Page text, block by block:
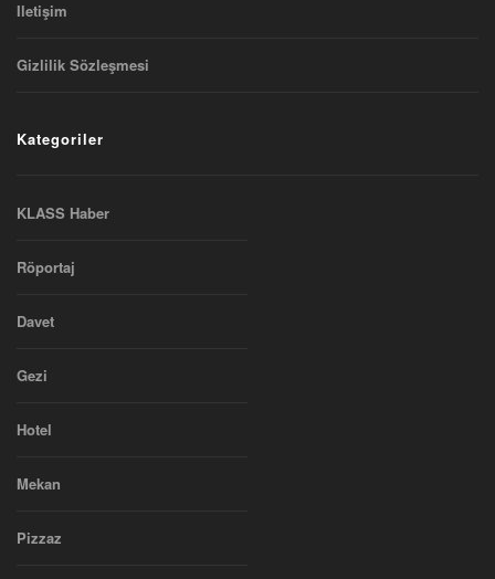
Iletişim
Gizlilik Sözleşmesi
Kategoriler
KLASS Haber
Röportaj
Davet
Gezi
Hotel
Mekan
Pizzaz